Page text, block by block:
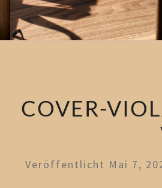
COVER-
Veröffentlicht Mai 7,